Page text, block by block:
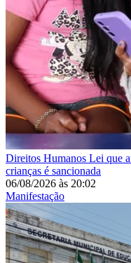
Direitos Humanos Lei que
crianças é sancionada
06/08/2026 às 20:02
Manifestação